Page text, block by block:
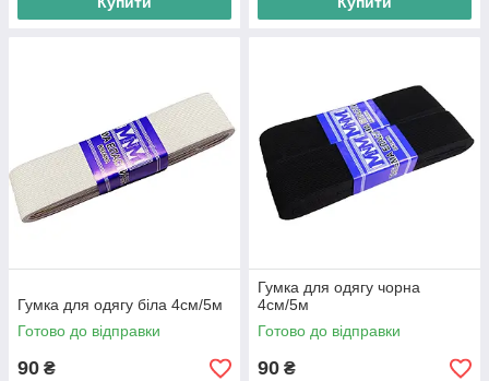
Гумка для одягу біла 4см/5м
Готово до відправки
90 ₴
Гумка для одягу чорна
4см/5м
Готово до відправки
90 ₴